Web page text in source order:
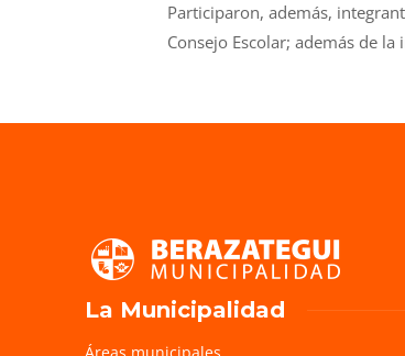
Participaron, además,
Consejo Escolar; además de
La Municipalidad